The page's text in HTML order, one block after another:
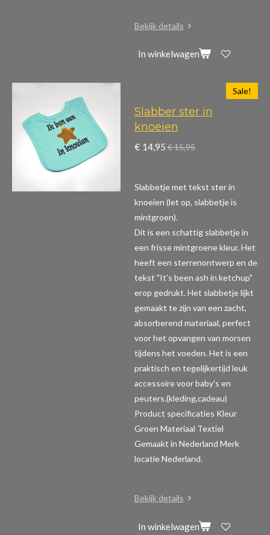
Bekijk details
In winkelwagen
Sale!
Slabber ster in
knoeien
€ 14,95 € 15,95
Slabbetje met tekst ster in
knoeien (let op, slabbetje is
mintgroen).
Dit is een schattig slabbetje in
een frisse mintgroene kleur. Het
heeft een sterrenontwerp en de
tekst "It's been ash in ketchup"
erop gedrukt. Het slabbetje lijkt
gemaakt te zijn van een zacht,
absorberend materiaal, perfect
voor het opvangen van morsen
tijdens het voeden. Het is een
praktisch en tegelijkertijd leuk
accessoire voor baby's en
peuters.(kleding,cadeau)
Product specificaties Kleur
Groen Materiaal Textiel
Gemaakt in Nederland Merk
locatie Nederland.
Bekijk details
In winkelwagen